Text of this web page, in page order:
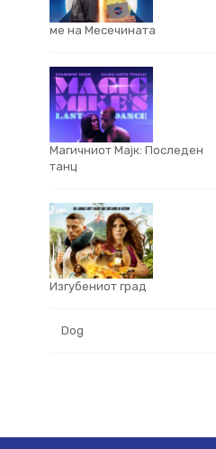
ме на Месечината
Магичниот Мајк: Последен
танц
Изгубениот град
Dog